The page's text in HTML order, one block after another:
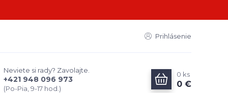
Prihlásenie
Neviete si rady? Zavolajte.
+421 948 096 973
(Po-Pia, 9-17 hod.)
0 ks
0 €